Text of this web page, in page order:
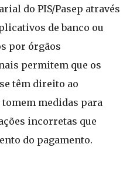
do PIS/Pasep através
de banco ou
por órgãos
permitem que os
têm direito ao
medidas para
incorretas que
do pagamento.